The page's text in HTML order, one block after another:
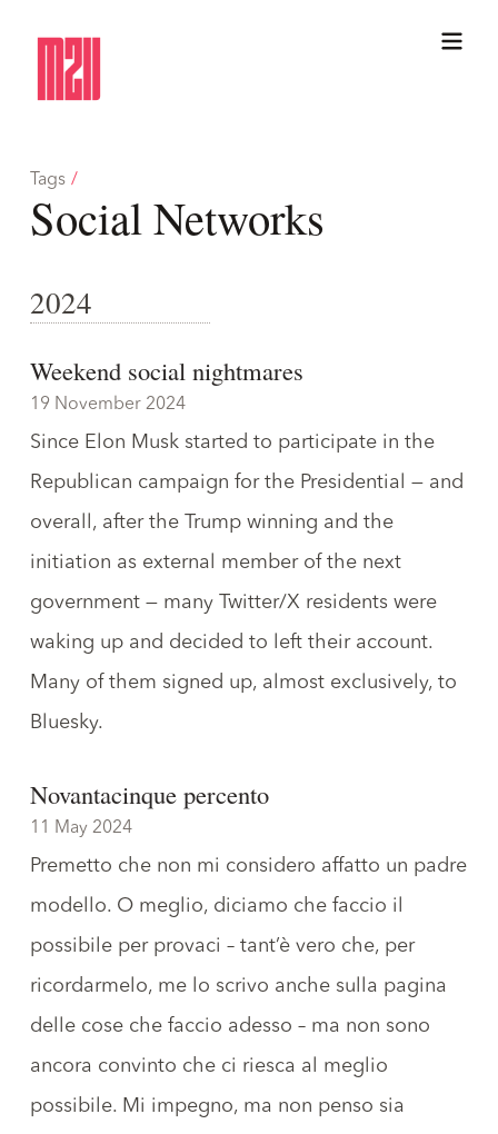
Tags /
Social Networks
2024
Weekend social nightmares
19 November 2024
Since Elon Musk started to participate in the
Republican campaign for the Presidential — and
overall, after the Trump winning and the
initiation as external member of the next
government — many Twitter/X residents were
waking up and decided to left their account.
Many of them signed up, almost exclusively, to
Bluesky.
Novantacinque percento
11 May 2024
Premetto che non mi considero affatto un padre
modello. O meglio, diciamo che faccio il
possibile per provaci – tant’è vero che, per
ricordarmelo, me lo scrivo anche sulla pagina
delle cose che faccio adesso – ma non sono
ancora convinto che ci riesca al meglio
possibile. Mi impegno, ma non penso sia